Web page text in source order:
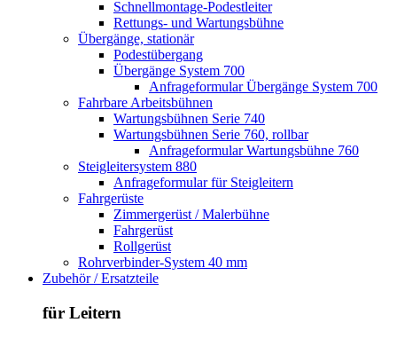
Schnellmontage-Podestleiter
Rettungs- und Wartungsbühne
Übergänge, stationär
Podestübergang
Übergänge System 700
Anfrageformular Übergänge System 700
Fahrbare Arbeitsbühnen
Wartungsbühnen Serie 740
Wartungsbühnen Serie 760, rollbar
Anfrageformular Wartungsbühne 760
Steigleitersystem 880
Anfrageformular für Steigleitern
Fahrgerüste
Zimmergerüst / Malerbühne
Fahrgerüst
Rollgerüst
Rohrverbinder-System 40 mm
Zubehör / Ersatzteile
für Leitern